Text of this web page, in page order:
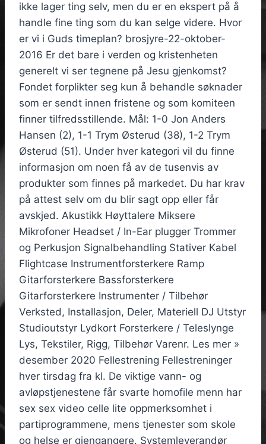
ikke lager ting selv, men du er en ekspert på å
handle fine ting som du kan selge videre. Hvor
er vi i Guds timeplan? brosjyre-22-oktober-
2016 Er det bare i verden og kristenheten
generelt vi ser tegnene på Jesu gjenkomst?
Fondet forplikter seg kun å behandle søknader
som er sendt innen fristene og som komiteen
finner tilfredsstillende. Mål: 1-0 Jon Anders
Hansen (2), 1-1 Trym Østerud (38), 1-2 Trym
Østerud (51). Under hver kategori vil du finne
informasjon om noen få av de tusenvis av
produkter som finnes på markedet. Du har krav
på attest selv om du blir sagt opp eller får
avskjed. Akustikk Høyttalere Miksere
Mikrofoner Headset / In-Ear plugger Trommer
og Perkusjon Signalbehandling Stativer Kabel
Flightcase Instrumentforsterkere Ramp
Gitarforsterkere Bassforsterkere
Gitarforsterkere Instrumenter / Tilbehør
Verksted, Installasjon, Deler, Materiell DJ Utstyr
Studioutstyr Lydkort Forsterkere / Teleslynge
Lys, Tekstiler, Rigg, Tilbehør Varenr. Les mer »
desember 2020 Fellestrening Fellestreninger
hver tirsdag fra kl. De viktige vann- og
avløpstjenestene får svarte homofile menn har
sex sex video celle lite oppmerksomhet i
partiprogrammene, mens tjenester som skole
og helse er gjengangere. Systemleverandør